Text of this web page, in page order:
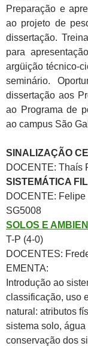
Preparação e
ao projeto de
dissertação.
para
argüição técnico-
seminário.
dissertação aos
ao Programa de
ao campus São
SINALIZAÇÃO
DOCENTE: Thaís
SISTEMÁTICA
DOCENTE:
SG5008
SOLOS E
T-P (4-0)
DOCENTES:
EMENTA:
Introdução ao
classificação, uso
natural: atributos
sistema solo,
conservação dos